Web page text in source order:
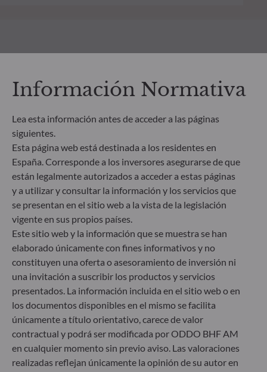
ODDO BHF Asset Management SAS*
12 boulevard de la Madeleine
75440 Paris Cedex 09
Francia
+33 1 44 51 80 28
Sociedad Gestora de Carteras autorizada por la Autorité
des Marchés Financiers (AMF) con el n.º GP 99011
* Entidad responsable del sitio web
ODDO BHF Asset Management GmbH
Herzogstraße 15
40217 Düsseldorf
Información Normativa
Lea esta información antes de acceder a las páginas
siguientes.
Esta página web está destinada a los residentes en
España. Corresponde a los inversores asegurarse de que
están legalmente autorizados a acceder a estas páginas
y a utilizar y consultar la información y los servicios que
se presentan en el sitio web a la vista de la legislación
vigente en sus propios países.
Este sitio web y la información que se muestra se han
elaborado únicamente con fines informativos y no
constituyen una oferta o asesoramiento de inversión ni
una invitación a suscribir los productos y servicios
presentados. La información incluida en el sitio web o en
los documentos disponibles en el mismo se facilita
únicamente a título orientativo, carece de valor
contractual y podrá ser modificada por ODDO BHF AM
en cualquier momento sin previo aviso. Las valoraciones
realizadas reflejan únicamente la opinión de su autor en